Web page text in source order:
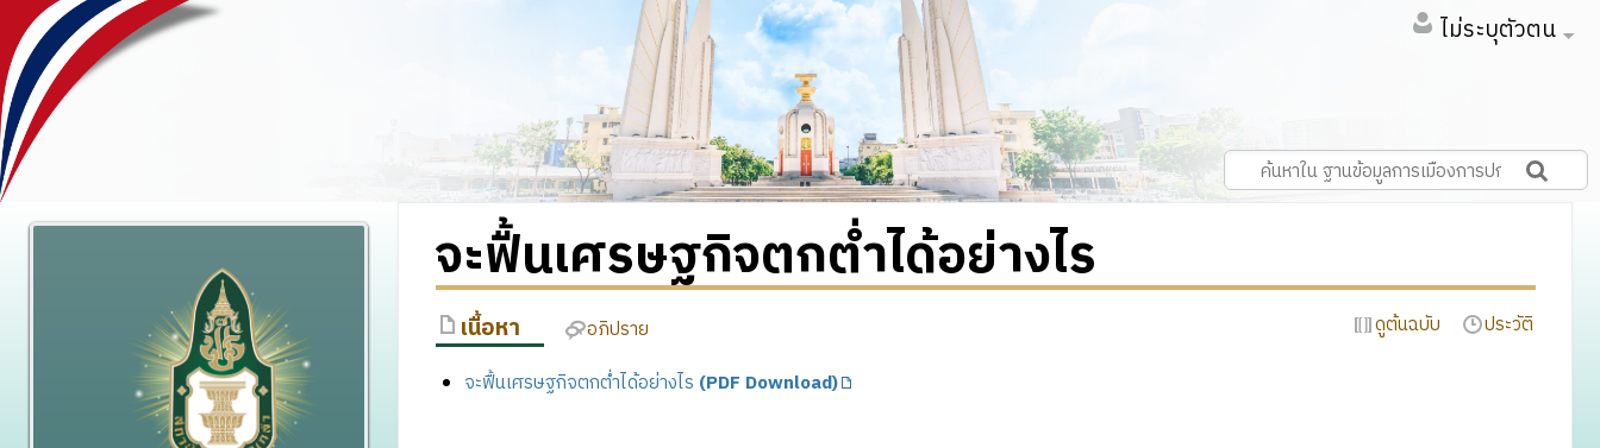
ไม่ระบุตัวตน
จะฟื้นเศรษฐกิจตกต่ำได้อย่างไร
เนื้อหา อภิปราย ดูต้นฉบับ
ประวัติ
จะฟื้นเศรษฐกิจตกต่ำได้อย่างไร (PDF Download)